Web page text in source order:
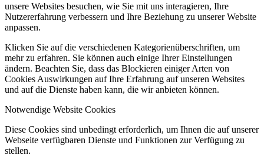
unsere Websites besuchen, wie Sie mit uns interagieren, Ihre
Nutzererfahrung verbessern und Ihre Beziehung zu unserer Website
anpassen.
Klicken Sie auf die verschiedenen Kategorienüberschriften, um
mehr zu erfahren. Sie können auch einige Ihrer Einstellungen
ändern. Beachten Sie, dass das Blockieren einiger Arten von
Cookies Auswirkungen auf Ihre Erfahrung auf unseren Websites
und auf die Dienste haben kann, die wir anbieten können.
Notwendige Website Cookies
Diese Cookies sind unbedingt erforderlich, um Ihnen die auf unserer
Webseite verfügbaren Dienste und Funktionen zur Verfügung zu
stellen.